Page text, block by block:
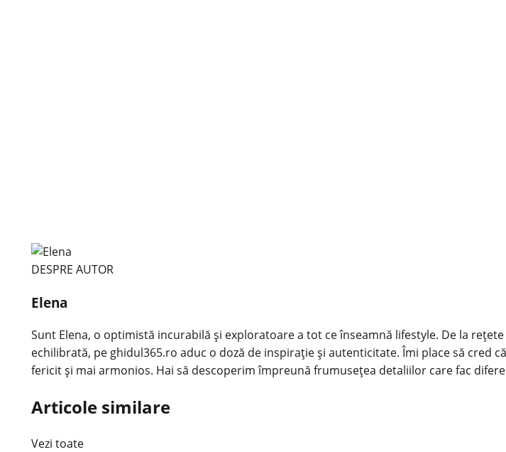
DESPRE AUTOR
Elena
Sunt Elena, o optimistă incurabilă și exploratoare a tot ce înseamnă lifestyle. De la
echilibrată, pe ghidul365.ro aduc o doză de inspirație și autenticitate. Îmi place să cred
fericit și mai armonios. Hai să descoperim împreună frumusețea detaliilor care fac
Articole similare
Vezi toate